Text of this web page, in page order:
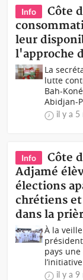
Info
Côte
leur
l'approche
La
lutte
Bah-
Abidjan-
il y a 5
Info
Côte
Adjamé
élections
chrétiens
dans la
À la
pays
il y a 9